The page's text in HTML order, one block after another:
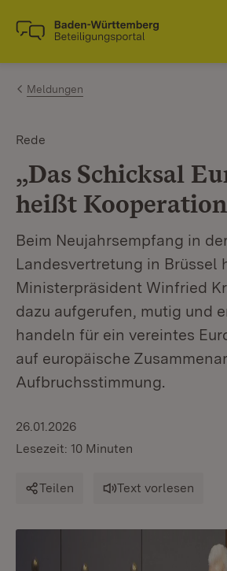
Zum Inhalt springen
Link zur Startseite
Meldungen
Rede
„Das Schicksal
heißt
Beim Neujahrsempfang in
Landesvertretung in Brüssel
Ministerpräsident Winfried
dazu aufgerufen, mutig und
handeln für ein vereintes
auf europäische
Aufbruchsstimmung.
26.01.2026
Lesezeit: 10 Minuten
Teilen Text vorlesen